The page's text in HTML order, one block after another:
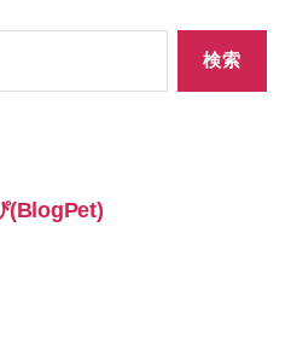
(BlogPet)